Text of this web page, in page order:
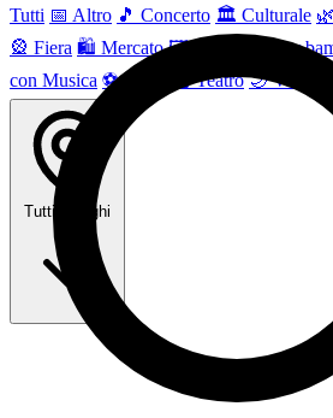
Tutti 📅 Altro 🎵 Concerto 🏛️ Culturale
🎡 Fiera 🛍️ Mercato 🖼 Mostra 👶 Per
con Musica ⚽ Sport 🎭 Teatro 🌙 Vita
Tutti i borghi